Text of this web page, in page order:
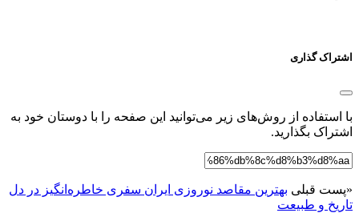
اشتراک گذاری
با استفاده از روش‌های زیر می‌توانید این صفحه را با دوستان خود به
اشتراک بگذارید.
«پست قبلی بهترین مقاصد نوروزی ایران سفری خاطره‌انگیز در دل
تاریخ و طبیعت